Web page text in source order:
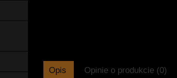
Opis Opinie o produkcie (0)